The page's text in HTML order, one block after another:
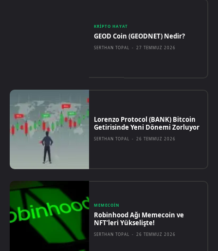
KRIPTO HAYAT
GEOD Coin (GEODNET) Nedir?
SERTHAN TOPAL - 27 TEMMUZ 2026
Lorenzo Protocol (BANK) Bitcoin
Getirisinde Yeni Dönemi Zorluyor
SERTHAN TOPAL - 26 TEMMUZ 2026
MEMECOIN
Robinhood Ağı Memecoin ve
NFT’leri Yükselişte!
SERTHAN TOPAL - 26 TEMMUZ 2026